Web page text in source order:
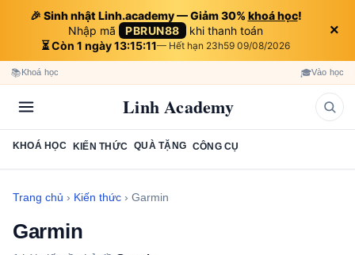
🎉 Sinh nhật Linh.academy — Giảm 30% khoá học!
Nhập mã PBRUN88 khi thanh toán
⏳ Còn 1 ngày 13:15:10— Hết hạn 23h59 09/08/2026
×
📚Khoá học 🎓Vào học
Linh Academy
KHOÁ HỌC KIẾN THỨC QUÀ TẶNG CÔNG CỤ
Trang chủ › Kiến thức › Garmin
Garmin